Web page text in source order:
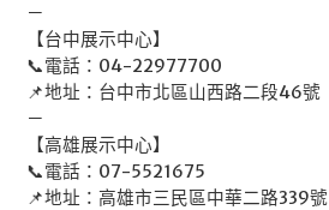
－
【台中展示中心】
📞電話：04-22977700
📌地址：台中市北區山西路二段46號
－
【高雄展示中心】
📞電話：07-5521675
📌地址：高雄市三民區中華二路339號